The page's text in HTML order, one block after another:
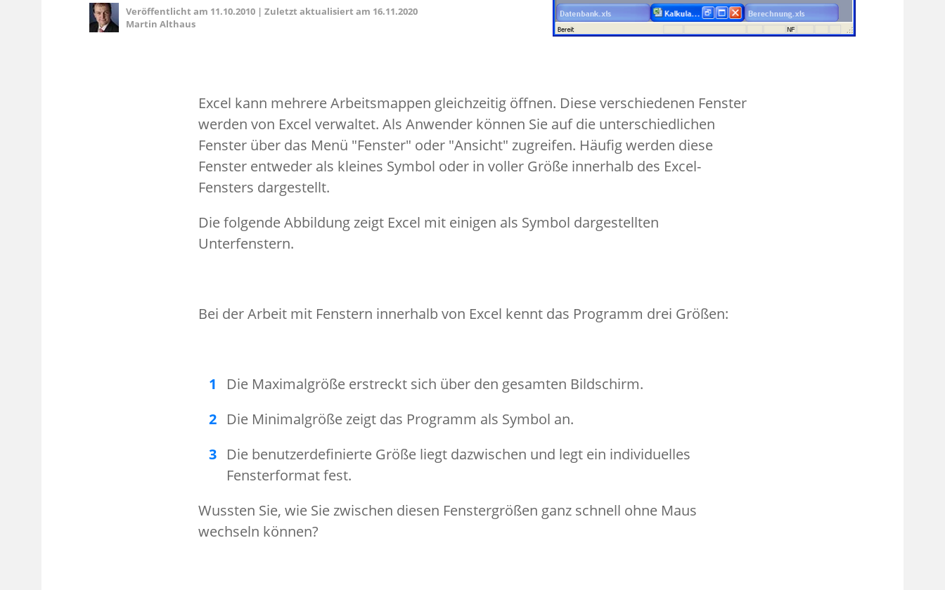
Veröffentlicht am 11.10.2010 | Zuletzt aktualisiert am 16.11.2020
Martin Althaus
Excel kann mehrere Arbeitsmappen gleichzeitig öffnen. Diese verschiedenen Fenster
werden von Excel verwaltet. Als Anwender können Sie auf die unterschiedlichen
Fenster über das Menü "Fenster" oder "Ansicht" zugreifen. Häufig werden diese
Fenster entweder als kleines Symbol oder in voller Größe innerhalb des Excel-
Fensters dargestellt.
Die folgende Abbildung zeigt Excel mit einigen als Symbol dargestellten
Unterfenstern.
Bei der Arbeit mit Fenstern innerhalb von Excel kennt das Programm drei Größen:
Die Maximalgröße erstreckt sich über den gesamten Bildschirm.
Die Minimalgröße zeigt das Programm als Symbol an.
Die benutzerdefinierte Größe liegt dazwischen und legt ein individuelles
Fensterformat fest.
Wussten Sie, wie Sie zwischen diesen Fenstergrößen ganz schnell ohne Maus
wechseln können?